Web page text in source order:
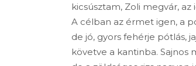
kicsúsztam, Zoli megvár,
A célban az érmet igen, a
de jó, gyors fehérje pótlás,
követve a kantinba.